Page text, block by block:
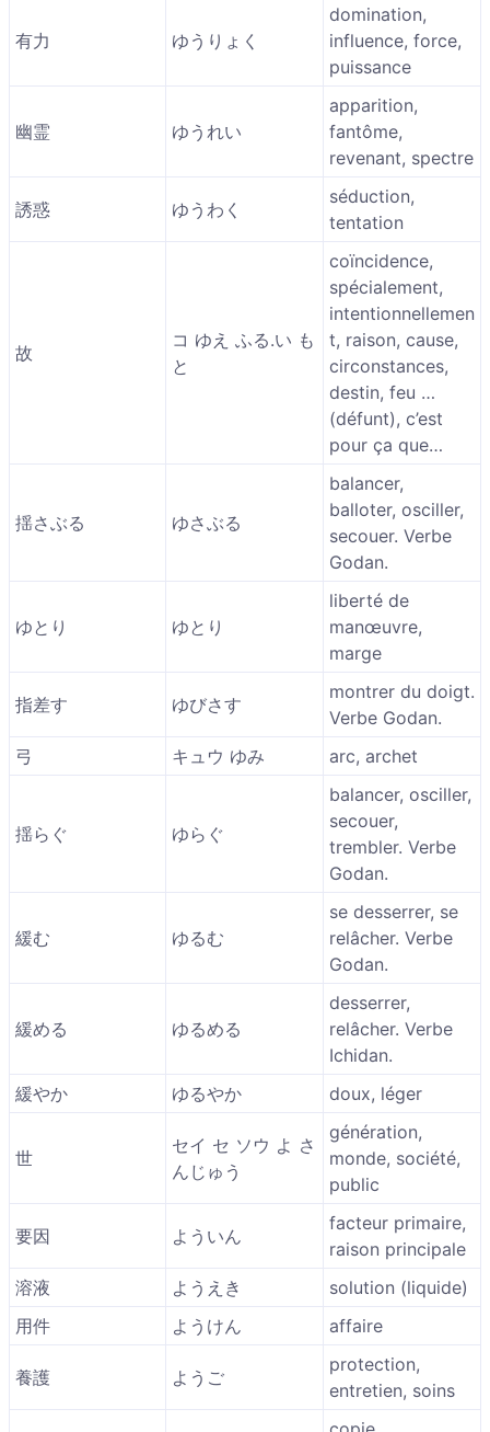
有力 ゆうりょく
domination,
influence, force,
puissance
幽霊 ゆうれい
apparition,
fantôme,
revenant, spectre
誘惑 ゆうわく
séduction,
tentation
故
コ ゆえ ふる.い も
と
coïncidence,
spécialement,
intentionnellemen
t, raison, cause,
circonstances,
destin, feu …
(défunt), c’est
pour ça que…
揺さぶる ゆさぶる
balancer,
balloter, osciller,
secouer. Verbe
Godan.
ゆとり ゆとり
liberté de
manœuvre,
marge
指差す ゆびさす
montrer du doigt.
Verbe Godan.
弓
キュウ ゆみ arc, archet
揺らぐ ゆらぐ
balancer, osciller,
secouer,
trembler. Verbe
Godan.
緩む ゆるむ
se desserrer, se
relâcher. Verbe
Godan.
緩める ゆるめる
desserrer,
relâcher. Verbe
Ichidan.
緩やか
ゆるやか doux, léger
世
セイ セ ソウ よ さ
んじゅう
génération,
monde, société,
public
要因 よういん
facteur primaire,
raison principale
溶液
ようえき
solution (liquide)
用件
ようけん affaire
養護 ようご
protection,
entretien, soins